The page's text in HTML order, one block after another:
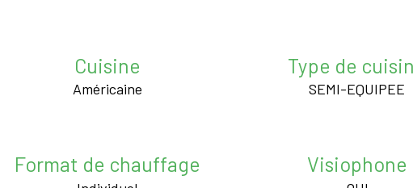
Cuisine
Américaine
Type de
SEMI-EQUIPEE
Format de chauffage Visiophone